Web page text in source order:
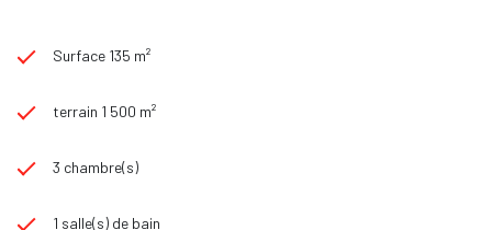
Surface 135 m²
terrain 1 500 m²
3 chambre(s)
1 salle(s) de bain